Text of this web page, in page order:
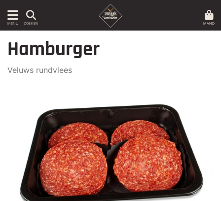
MENU ZOEKEN MAND
Hamburger
Veluws rundvlees